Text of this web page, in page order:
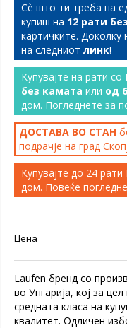
Сѐ што ти треба на
купиш на 12 рати
картичките. Доколку
на следниот линк!
Купувајте на рати
без камата или од
дом. Погледнете за
ДОСТАВА ВО СТАН
подрачје на град
Купувајте до 24
дом. Повеќе
Цена
Laufen бренд со
во Унгарија, кој за
средната класа на
квалитет. Одличен